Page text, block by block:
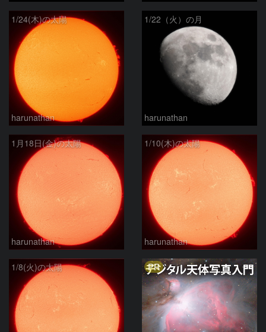
1/24(木)の太陽
harunathan
1/22（火）の月
harunathan
1‎月‎18‎日(金)の太陽
harunathan
1/10(木)の太陽
harunathan
1/8(火)の太陽 PR